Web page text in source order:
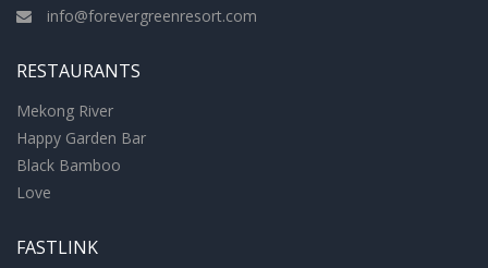
info@forevergreenresort.com
RESTAURANTS
Mekong River
Happy Garden Bar
Black Bamboo
Love
FASTLINK